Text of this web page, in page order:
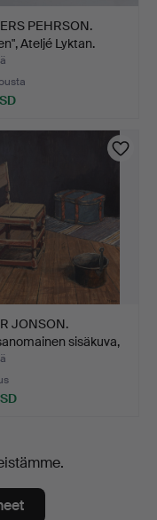
PEHRSON.
Ateljé Lyktan.
JONSON.
sisäkuva,